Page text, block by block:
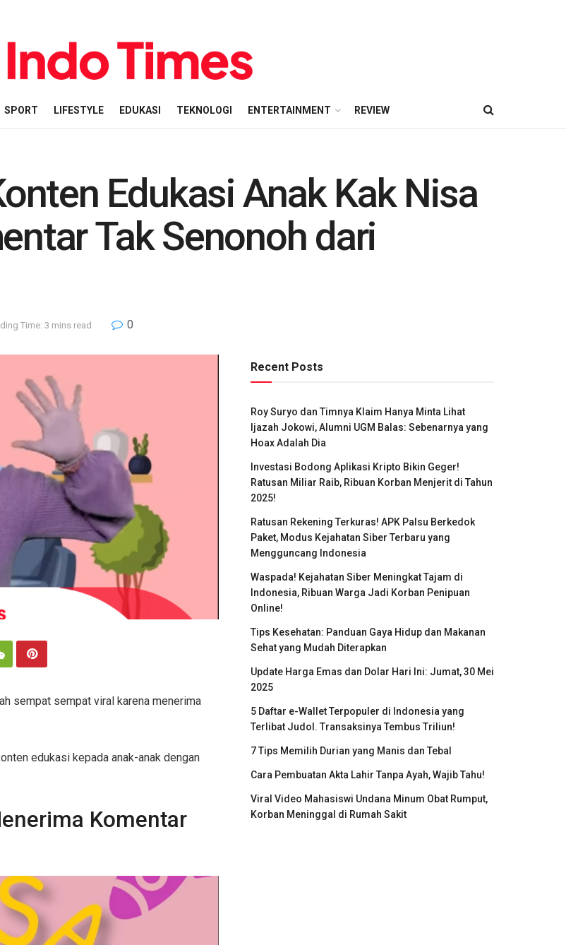
SPORT LIFESTYLE EDUKASI TEKNOLOGI ENTERTAINMENT REVIEW
Edukasi Anak Kak Nisa
Tak Senonoh dari
Time: 3 mins read 0
sempat sempat viral karena menerima
edukasi kepada anak-anak dengan
Komentar
Recent Posts
Roy Suryo dan Timnya Klaim Hanya Minta Lihat
Ijazah Jokowi, Alumni UGM Balas: Sebenarnya yang
Hoax Adalah Dia
Investasi Bodong Aplikasi Kripto Bikin Geger!
Ratusan Miliar Raib, Ribuan Korban Menjerit di Tahun
2025!
Ratusan Rekening Terkuras! APK Palsu Berkedok
Paket, Modus Kejahatan Siber Terbaru yang
Mengguncang Indonesia
Waspada! Kejahatan Siber Meningkat Tajam di
Indonesia, Ribuan Warga Jadi Korban Penipuan
Online!
Tips Kesehatan: Panduan Gaya Hidup dan Makanan
Sehat yang Mudah Diterapkan
Update Harga Emas dan Dolar Hari Ini: Jumat, 30 Mei
2025
5 Daftar e-Wallet Terpopuler di Indonesia yang
Terlibat Judol. Transaksinya Tembus Triliun!
7 Tips Memilih Durian yang Manis dan Tebal
Cara Pembuatan Akta Lahir Tanpa Ayah, Wajib Tahu!
Viral Video Mahasiswi Undana Minum Obat Rumput,
Korban Meninggal di Rumah Sakit